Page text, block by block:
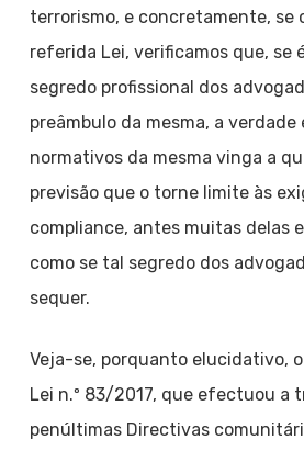
terrorismo, e concretamente, se
referida Lei, verificamos que, se
segredo profissional dos
preâmbulo da mesma, a verdade
normativos da mesma vinga a
previsão que o torne limite às
compliance, antes muitas delas
como se tal segredo dos
sequer.
Veja-se, porquanto elucidativo,
Lei n.º 83/2017, que efectuou a
penúltimas Directivas